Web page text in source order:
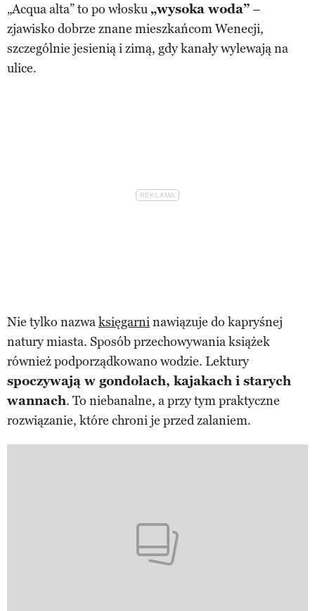
„Acqua alta” to po włosku„wysoka woda”–
zjawisko dobrze znane mieszkańcom Wenecji,
szczególnie jesienią i zimą, gdy kanały wylewają na
ulice.
Nie tylko nazwaksięgarninawiązuje do kapryśnej
natury miasta. Sposób przechowywania książek
również podporządkowano wodzie. Lektury
spoczywają w gondolach, kajakach i starych
wannach. To niebanalne, a przy tym praktyczne
rozwiązanie, które chroni je przed zalaniem.